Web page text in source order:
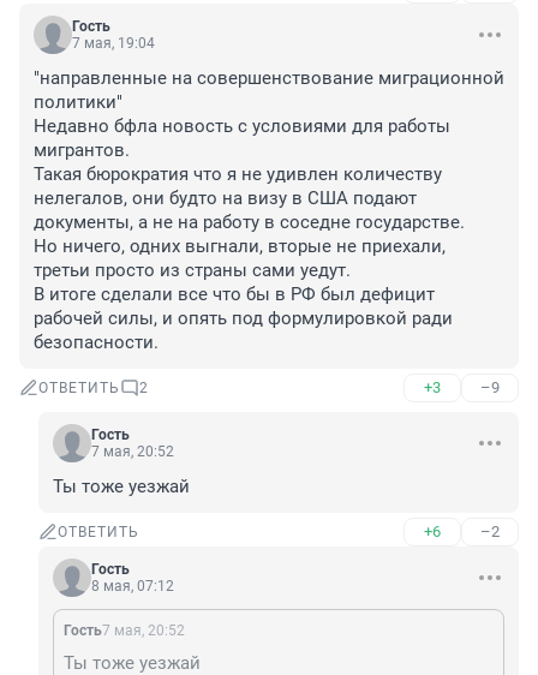
Гость
7 мая, 19:04
"направленные на совершенствование миграционной
политики"
Недавно бфла новость с условиями для работы
мигрантов.
Такая бюрократия что я не удивлен количеству
нелегалов, они будто на визу в США подают
документы, а не на работу в соседне государстве.
Но ничего, одних выгнали, вторые не приехали,
третьи просто из страны сами уедут.
В итоге сделали все что бы в РФ был дефицит
рабочей силы, и опять под формулировкой ради
безопасности.
ОТВЕТИТЬ 2 +3 –9
Гость
7 мая, 20:52
Ты тоже уезжай
ОТВЕТИТЬ +6 –2
Гость
8 мая, 07:12
Гость7 мая, 20:52
Ты тоже уезжай